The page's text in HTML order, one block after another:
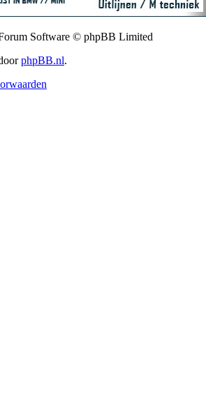
Software © phpBB Limited
phpBB.nl.